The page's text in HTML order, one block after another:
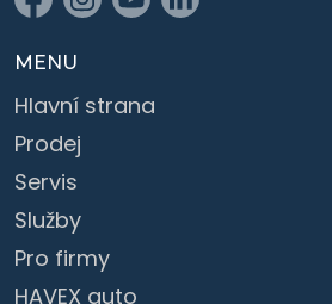
MENU
Hlavní strana
Prodej
Servis
Služby
Pro firmy
HAVEX auto